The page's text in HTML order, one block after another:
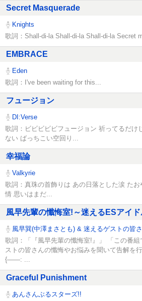
Secret Masquerade
Knights
歌詞：Shall-di-la Shall-di-la Shall-di-la Secret
EMBRACE
Eden
歌詞：I've been waiting for this...
フュージョン
DI:Verse
歌詞：ビビビビビフュージョン 祈ってるだけ
ない ばっちこい空回り...
幸福論
Valkyrie
歌詞：真珠の首飾りは あの日落とした涙 た
情 思いはまだ...
風早先輩の懺悔室!～迷えるESアイド
風早巽(中澤まさとも) & 迷えるゲストの皆
歌詞：「『風早先輩の懺悔室!』」 「この番
ストの皆さんの懺悔やお悩みを聞いて告解を
{――: ...
Graceful Punishment
あんさんぶるスターズ!!